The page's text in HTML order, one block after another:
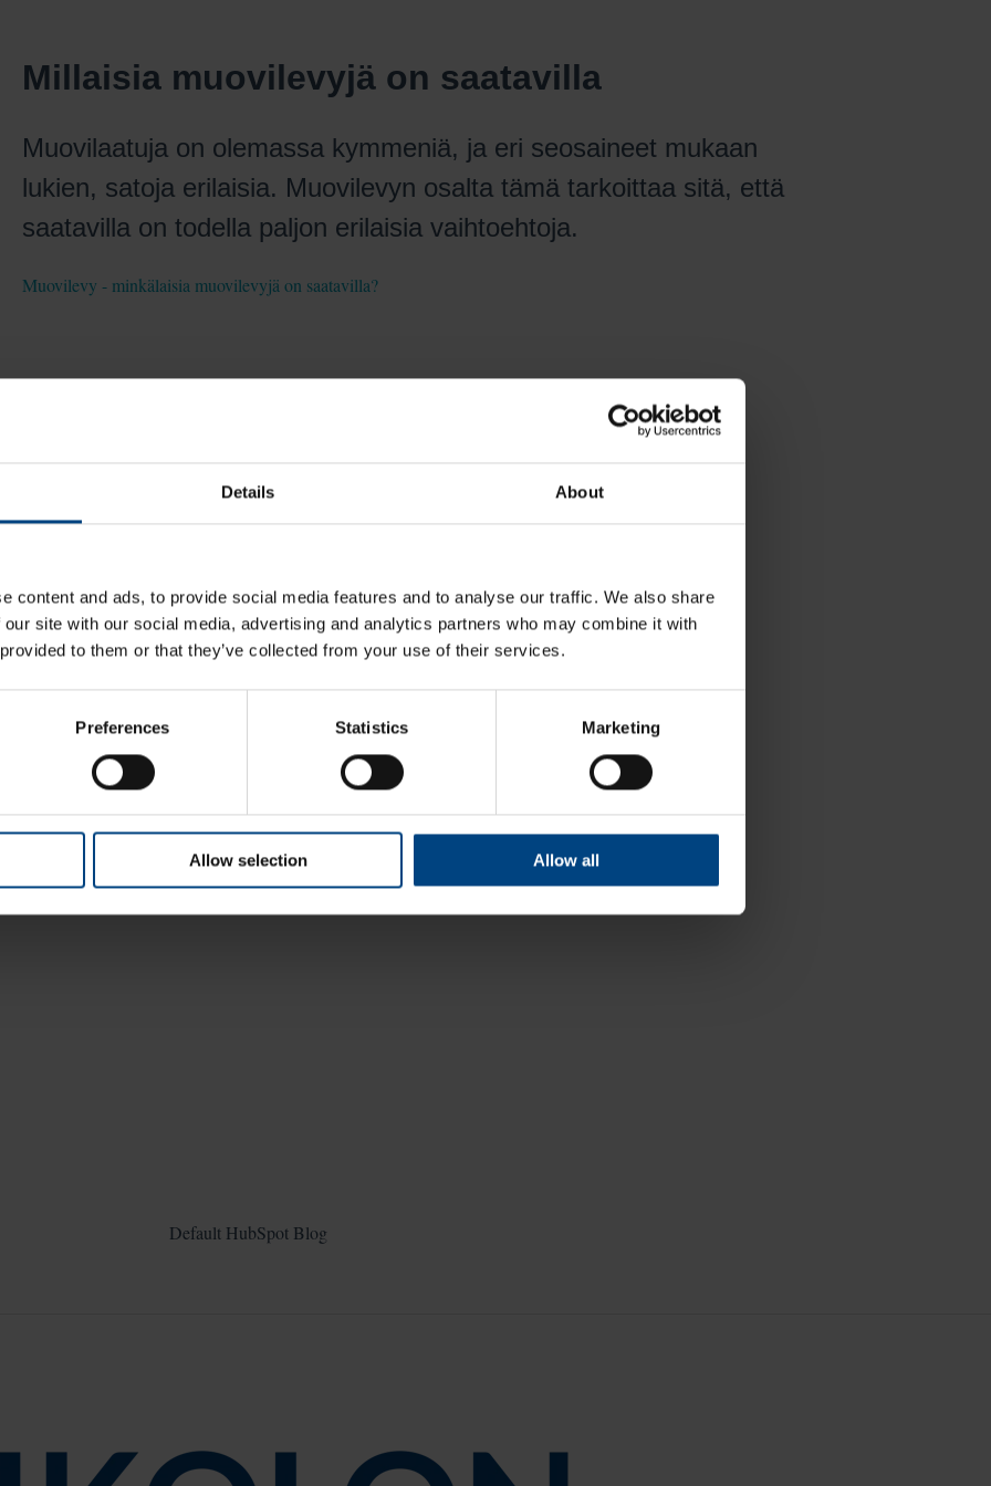
Details About
content and ads, to provide social media features and to analyse our traffic. We also share
site with our social media, advertising and analytics partners who may combine it with
to them or that they’ve collected from your use of their services.
Preferences Statistics Marketing
Allow selection Allow all
Millaisia muovilevyjä on saatavilla
Muovilaatuja on olemassa kymmeniä, ja eri seosaineet mukaan
lukien, satoja erilaisia. Muovilevyn osalta tämä tarkoittaa sitä, että
saatavilla on todella paljon erilaisia vaihtoehtoja.
Muovilevy - minkälaisia muovilevyjä on saatavilla?
Puuha Pete - joka kaiken korjaa!
Default HubSpot Blog